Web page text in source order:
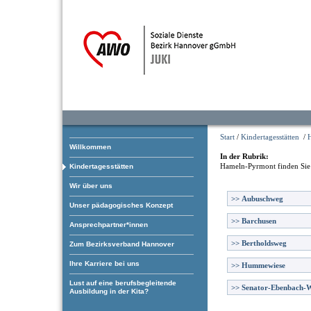
Willkommen
Kindertagesstätten
Wir über uns
Unser pädagogisches Konzept
Ansprechpartner*innen
Zum Bezirksverband Hannover
Ihre Karriere bei uns
Lust auf eine berufsbegleitende
Ausbildung in der Kita?
Start / Kindertagesstätten /
In der Rubrik:
Hameln-Pyrmont finden
>> Aubuschweg
>> Barchusen
>> Bertholdsweg
>> Hummewiese
>> Senator-Ebenbach-